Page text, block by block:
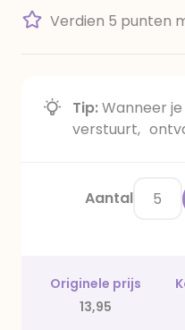
Verdien 5 punten
Tip:Wanneer
verstuurt,
Aantal
Originele prijs
13,95